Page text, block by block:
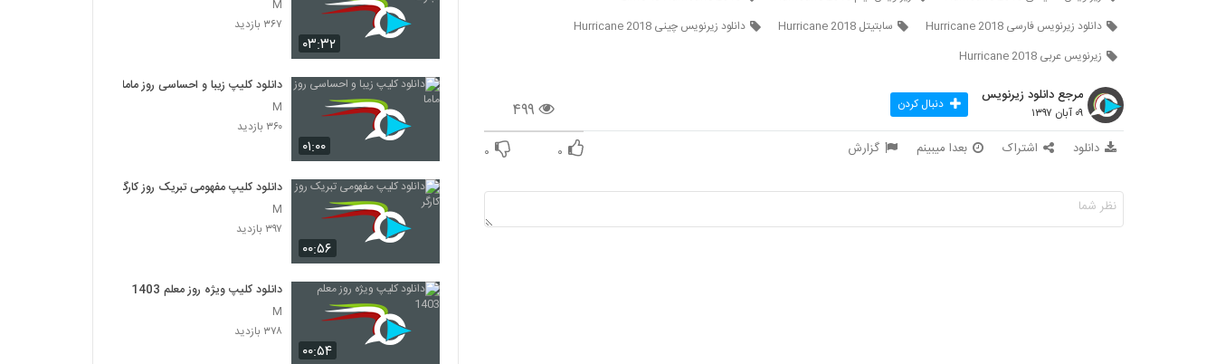
دانلود زیرنویس فارسی Hurricane 2018
سابتیتل Hurricane 2018
دانلود زیرنویس چینی Hurricane 2018
زیرنویس عربی Hurricane 2018
۴۹۹
مرجع دانلود زیرنویس
۰۹ آبان ۱۳۹۷ دنبال کردن
دانلود اشتراک بعدا میبینم گزارش ۰ ۰
۰۳:۳۲
M
۳۶۷ بازدید
۰۱:۰۰
دانلود کلیپ زیبا و احساسی روز ماما
M
۳۶۰ بازدید
۰۰:۵۶
دانلود کلیپ مفهومی تبریک روز کارگر
M
۳۹۷ بازدید
۰۰:۵۴
دانلود کلیپ ویژه روز معلم 1403
M
۳۷۸ بازدید